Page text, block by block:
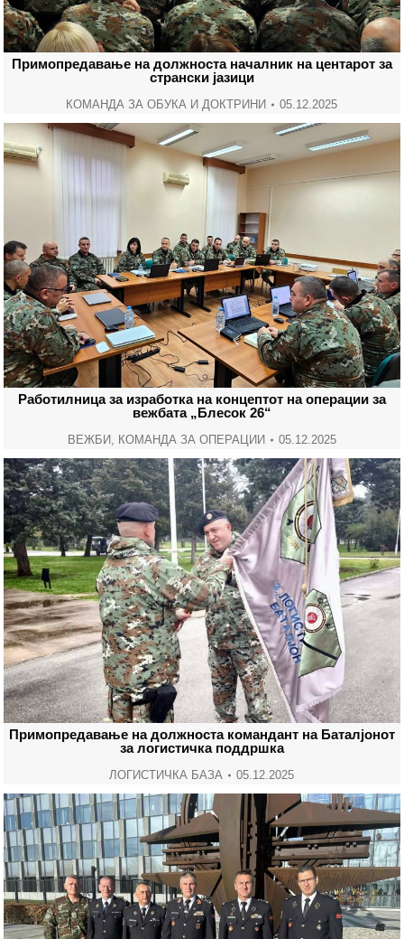
Примопредавање на должноста началник на центарот за
странски јазици
КОМАНДА ЗА ОБУКА И ДОКТРИНИ 05.12.2025
Работилница за изработка на концептот на операции за
вежбата „Блесок 26“
ВЕЖБИ, КОМАНДА ЗА ОПЕРАЦИИ 05.12.2025
Примопредавање на должноста командант на Баталјонот
за логистичка поддршка
ЛОГИСТИЧКА БАЗА 05.12.2025